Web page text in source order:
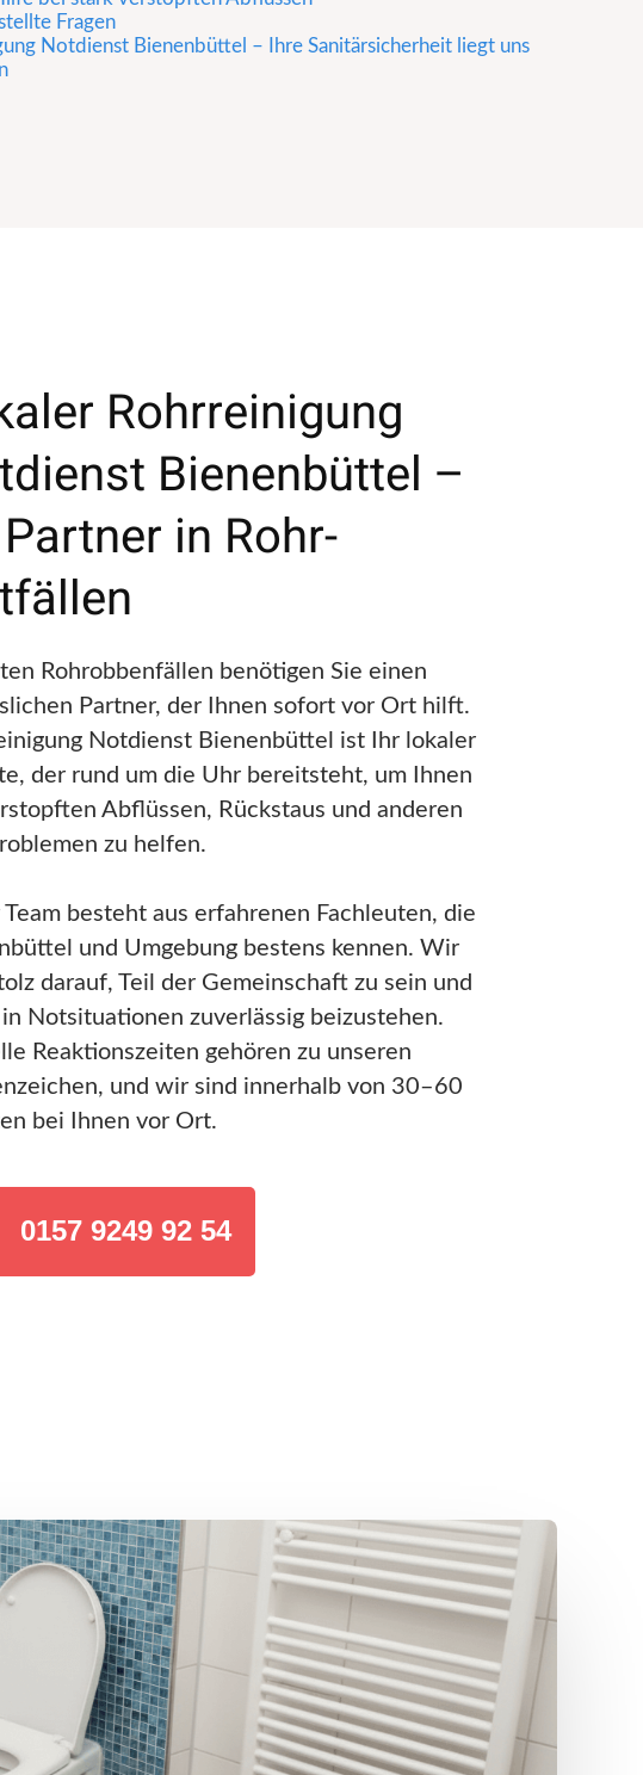
Fragen
Notdienst Bienenbüttel – Ihre Sanitärsicherheit liegt uns
Rohrreinigung
Bienenbüttel –
in Rohr-
Rohrobbenfällen benötigen Sie einen
Partner, der Ihnen sofort vor Ort hilft.
Notdienst Bienenbüttel ist Ihr lokaler
der rund um die Uhr bereitsteht, um Ihnen
Abflüssen, Rückstaus und anderen
zu helfen.
Team besteht aus erfahrenen Fachleuten, die
und Umgebung bestens kennen. Wir
darauf, Teil der Gemeinschaft zu sein und
in Notsituationen zuverlässig beizustehen.
Reaktionszeiten gehören zu unseren
und wir sind innerhalb von 30–60
bei Ihnen vor Ort.
0157 9249 92 54